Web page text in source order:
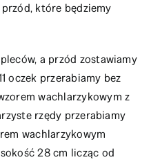
które będziemy
a przód zostawiamy
oczek przerabiamy bez
wachlarzykowym z
rzędy przerabiamy
wachlarzykowym
28 cm licząc od